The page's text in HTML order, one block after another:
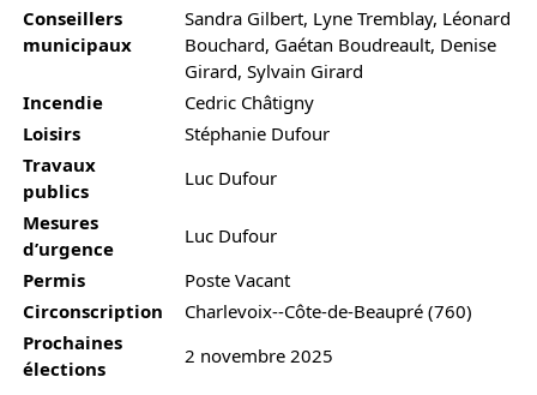
Conseillers
municipaux
Sandra Gilbert, Lyne Tremblay, Léonard
Bouchard, Gaétan Boudreault, Denise
Girard, Sylvain Girard
Incendie
Cedric Châtigny
Loisirs
Stéphanie Dufour
Travaux
publics
Luc Dufour
Mesures
d’urgence
Luc Dufour
Permis
Poste Vacant
Circonscription
Charlevoix--Côte-de-Beaupré (760)
Prochaines
élections
2 novembre 2025